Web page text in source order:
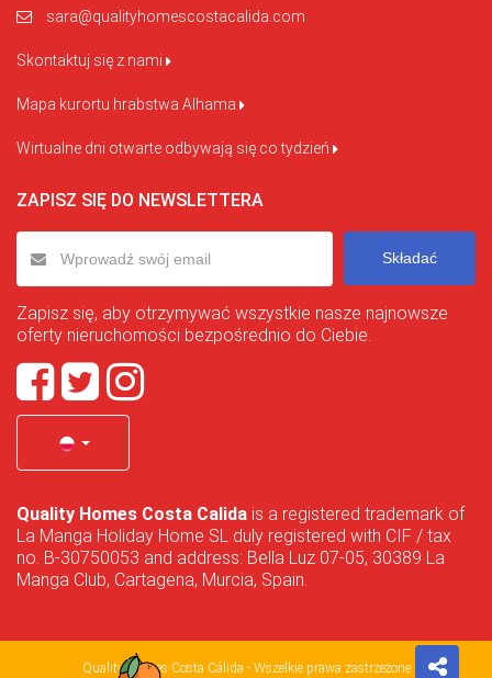
sara@qualityhomescostacalida.com
Skontaktuj się z nami
Mapa kurortu hrabstwa Alhama
Wirtualne dni otwarte odbywają się co tydzień
ZAPISZ SIĘ DO NEWSLETTERA
Składać
Zapisz się, aby otrzymywać wszystkie nasze najnowsze
oferty nieruchomości bezpośrednio do Ciebie.
Quality Homes Costa Calida is a registered trademark of
La Manga Holiday Home SL duly registered with CIF / tax
no. B-30750053 and address: Bella Luz 07-05, 30389 La
Manga Club, Cartagena, Murcia, Spain.
Quality Homes Costa Cálida - Wszelkie prawa zastrzeżone